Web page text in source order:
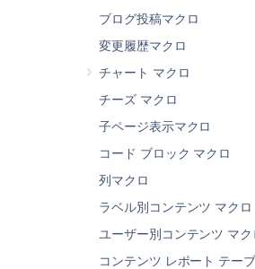
ブログ投稿マクロ
変更履歴マクロ
チャート マクロ
チーズ マクロ
子ページ表示マクロ
コー​ド ブロック マクロ
列マクロ
ラベル別コンテンツ マクロ
ユーザー別コンテンツ マク
コンテンツ レポート テー
ユーザーがページを閲覧すると
PDF ドキュメントのコンテンツが
す。Office をインストールしな
各マクロの詳細については、以
てください。
Office PowerPoint マクロ
Office Word マクロ
PDF マクロ
このマクロをペー